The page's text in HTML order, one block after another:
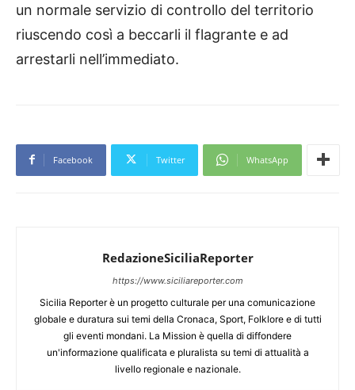
un normale servizio di controllo del territorio
riuscendo così a beccarli il flagrante e ad
arrestarli nell’immediato.
Facebook Twitter WhatsApp
RedazioneSiciliaReporter
https://www.siciliareporter.com
Sicilia Reporter è un progetto culturale per una comunicazione
globale e duratura sui temi della Cronaca, Sport, Folklore e di tutti
gli eventi mondani. La Mission è quella di diffondere
un'informazione qualificata e pluralista su temi di attualità a
livello regionale e nazionale.